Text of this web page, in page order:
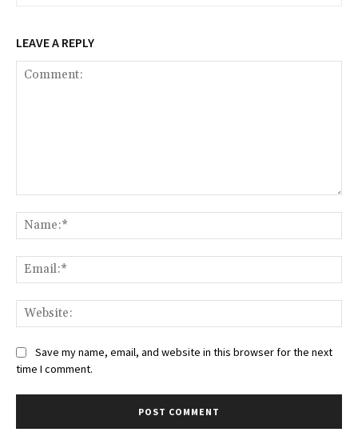
LEAVE A REPLY
Save my name, email, and website in this browser for the next
time I comment.